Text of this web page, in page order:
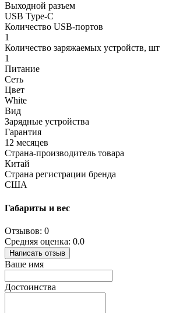
Выходной разъем
USB Type-C
Количество USB-портов
1
Количество заряжаемых устройств, шт
1
Питание
Сеть
Цвет
White
Вид
Зарядные устройства
Гарантия
12 месяцев
Страна-производитель товара
Китай
Страна регистрации бренда
США
Габариты и вес
Отзывов: 0
Средняя оценка: 0.0
Написать отзыв
Ваше имя
Достоинства